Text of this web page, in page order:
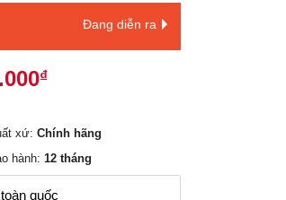
Đang diễn ra
₫Giá
là:
1.731.000₫.
xứ: Chính hãng
hành: 12 tháng
quốc